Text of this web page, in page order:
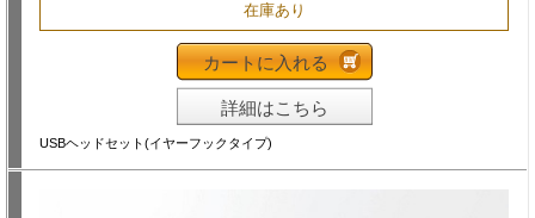
在庫あり
カートに入れる
詳細はこちら
USBヘッドセット(イヤーフックタイプ)